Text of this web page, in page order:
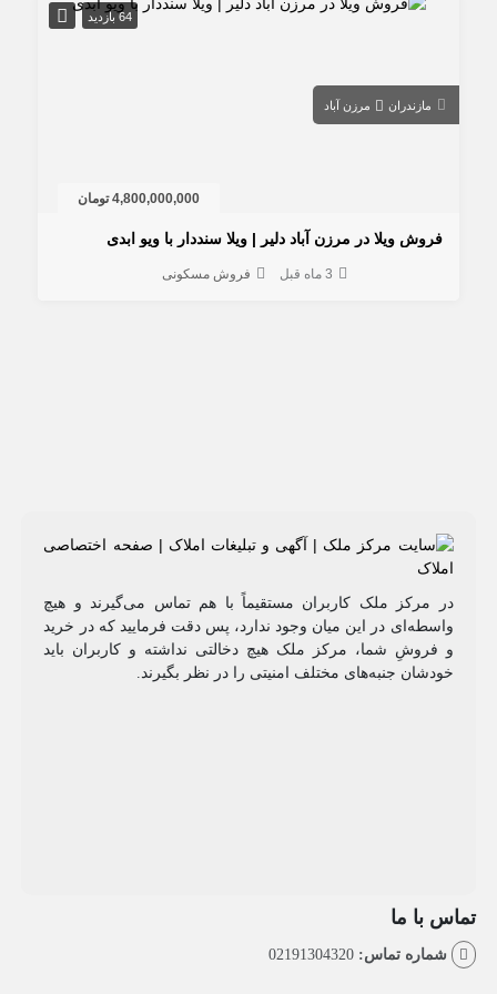
مرزن آباد
4,800,000,000 تومان
ویلا در مرزن آباد دلیر | ویلا سنددار با ویو ابدی
فروش مسکونی
مرکز ملک کاربران مستقیماً با هم تماس می‌گیرند و هیچ
در این میان وجود ندارد، پس دقت فرمایید که در خرید
شما، مرکز ملک هیچ دخالتی نداشته و کاربران باید
جنبه‌های مختلف امنیتی را در نظر بگیرند.
ما
تماس: 02191304320